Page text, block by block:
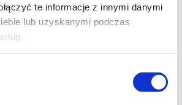
te informacje z innymi danymi
lub uzyskanymi podczas